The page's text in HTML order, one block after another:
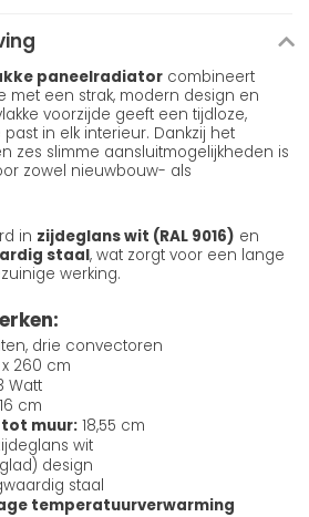
paneelradiator combineert
met een strak, modern design en
voorzijde geeft een tijdloze,
in elk interieur. Dankzij het
zes slimme aansluitmogelijkheden is
zowel nieuwbouw- als
in zijdeglans wit (RAL 9016) en
staal, wat zorgt voor een lange
werking.
drie convectoren
260 cm
Watt
16 cm
muur: 18,55 cm
wit
design
staal
temperatuurverwarming